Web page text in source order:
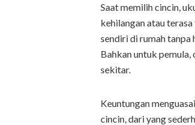
Saat memilih cincin,
kehilangan atau
sendiri di rumah tanpa
Bahkan untuk pemula,
sekitar.
Keuntungan
cincin, dari yang